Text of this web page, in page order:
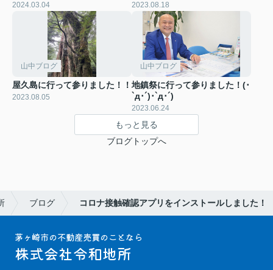
2024.03.04 2023.08.18
山中ブログ
屋久島に行って参りました！！
2023.08.05
山中ブログ
地鎮祭に行って参りました！(･
`д･´)･`д･´)
2023.06.24
もっと見る
ブログトップへ
ブログ コロナ接触確認アプリをインストールしました！
茅ヶ崎市の不動産売買のことなら
株式会社令和地所